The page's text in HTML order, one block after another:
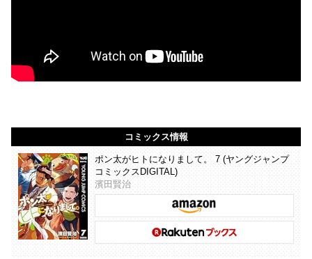
コミックス情報
ポン太がヒトになりまして。 7 (ヤングジャンプ
コミックスDIGITAL)
濱田賢治